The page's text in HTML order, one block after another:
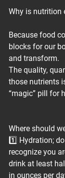
Why is nutrition
Because food
blocks for our
and transform.
The quality,
those nutrients
“magic” pill for
Where should
1️⃣ Hydration;
recognize you
drink at least
in ounces per